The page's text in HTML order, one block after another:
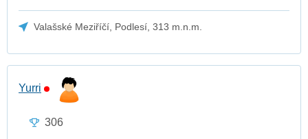
Valašské Meziříčí, Podlesí, 313 m.n.m.
Yurri
306